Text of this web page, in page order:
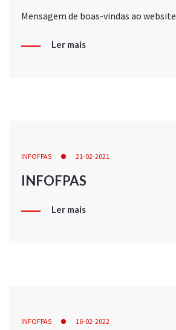
Mensagem de boas-vindas ao website
Ler mais
INFOFPAS 21-02-2021
INFOFPAS
Ler mais
INFOFPAS 16-02-2022